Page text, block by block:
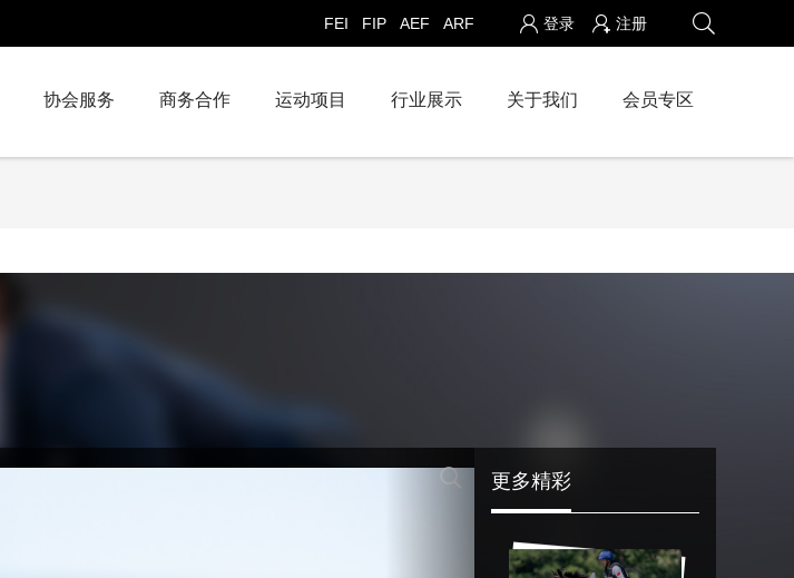
登录 注册
FEI FIP AEF ARF
协会服务 商务合作 运动项目 行业展示 关于我们 会员专区
更多精彩